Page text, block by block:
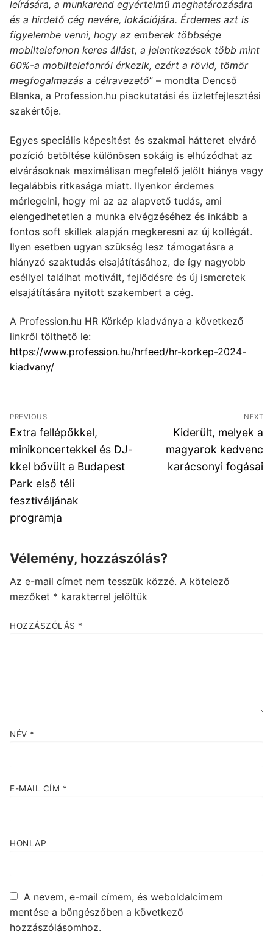
leírására, a munkarend egyértelmű meghatározására
és a hirdető cég nevére, lokációjára. Érdemes azt is
figyelembe venni, hogy az emberek többsége
mobiltelefonon keres állást, a jelentkezések több mint
60%-a mobiltelefonról érkezik, ezért a rövid, tömör
megfogalmazás a célravezető” – mondta Dencső
Blanka, a Profession.hu piackutatási és üzletfejlesztési
szakértője.
Egyes speciális képesítést és szakmai hátteret elváró
pozíció betöltése különösen sokáig is elhúzódhat az
elvárásoknak maximálisan megfelelő jelölt hiánya vagy
legalábbis ritkasága miatt. Ilyenkor érdemes
mérlegelni, hogy mi az az alapvető tudás, ami
elengedhetetlen a munka elvégzéséhez és inkább a
fontos soft skillek alapján megkeresni az új kollégát.
Ilyen esetben ugyan szükség lesz támogatásra a
hiányzó szaktudás elsajátításához, de így nagyobb
eséllyel találhat motivált, fejlődésre és új ismeretek
elsajátítására nyitott szakembert a cég.
A Profession.hu HR Körkép kiadványa a következő
linkről tölthető le:
https://www.profession.hu/hrfeed/hr-korkep-2024-
kiadvany/
Bejegyzés
navigáció
PREVIOUS
Previous
post:
Extra fellépőkkel,
minikoncertekkel és DJ-
kkel bővült a Budapest
Park első téli
fesztiváljának
programja
NEXT
Next
post:
Kiderült, melyek a
magyarok kedvenc
karácsonyi fogásai
Vélemény, hozzászólás?
Az e-mail címet nem tesszük közzé. A kötelező
mezőket * karakterrel jelöltük
HOZZÁSZÓLÁS *
NÉV *
E-MAIL CÍM *
HONLAP
A nevem, e-mail címem, és weboldalcímem
mentése a böngészőben a következő
hozzászólásomhoz.